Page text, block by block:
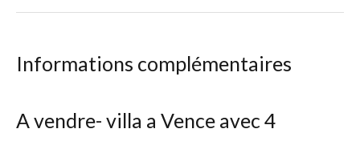
Informations complémentaires
A vendre- villa a Vence avec 4